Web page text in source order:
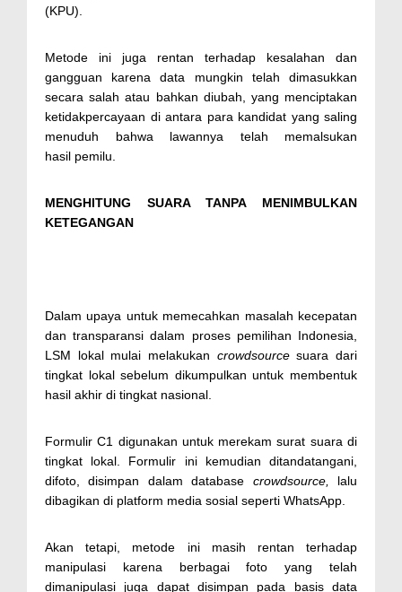
(KPU).
Metode ini juga rentan terhadap kesalahan dan
gangguan karena data mungkin telah dimasukkan
secara salah atau bahkan diubah, yang menciptakan
ketidakpercayaan di antara para kandidat yang saling
menuduh bahwa lawannya telah memalsukan
hasil pemilu.
MENGHITUNG SUARA TANPA MENIMBULKAN
KETEGANGAN
Dalam upaya untuk memecahkan masalah kecepatan
dan transparansi dalam proses pemilihan Indonesia,
LSM lokal mulai melakukan crowdsourcesuara dari
tingkat lokal sebelum dikumpulkan untuk membentuk
hasil akhir di tingkat nasional.
Formulir C1 digunakan untuk merekam surat suara di
tingkat lokal. Formulir ini kemudian ditandatangani,
difoto, disimpan dalam database crowdsource,
lalu
dibagikan di platform media sosial seperti WhatsApp.
Akan tetapi, metode ini masih rentan terhadap
manipulasi karena berbagai foto yang telah
dimanipulasi juga dapat disimpan pada basis data